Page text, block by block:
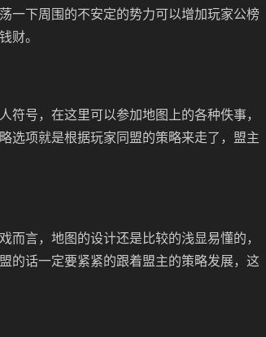
一下周围的不安定的势力可以增加玩家公榜
财。
号，在这里可以参加地图上的各种佚事，
选项就是根据玩家同盟的策略来走了，盟主
言，地图的设计还是比较的浅显易懂的，
的话一定要紧紧的跟着盟主的策略发展，这